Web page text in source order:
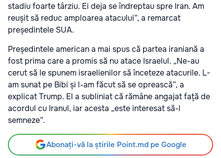
stadiu foarte târziu. Ei deja se îndreptau spre Iran. Am
reușit să reduc amploarea atacului”, a remarcat
președintele SUA.
Președintele american a mai spus că partea iraniană a
fost prima care a promis să nu atace Israelul. „Ne-au
cerut să le spunem israelienilor să înceteze atacurile. L-
am sunat pe Bibi și l-am făcut să se oprească”, a
explicat Trump. El a subliniat că rămâne angajat față de
acordul cu Iranul, iar acesta „este interesat să-l
semneze”.
Abonați-vă la știrile Point.md pe Google